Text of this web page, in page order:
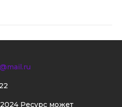
Ресурс может